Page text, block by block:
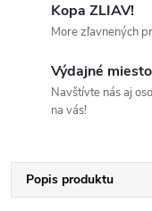
Kopa ZLIAV!
More zľavnených
Výdajné miesto
Navštívte nás aj
na vás!
Popis produktu